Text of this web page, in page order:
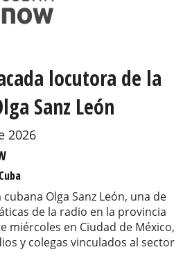
locutora de la
Sanz León
2026
Olga Sanz León, una de
de la radio en la provincia
miércoles en Ciudad de México,
y colegas vinculados al sector